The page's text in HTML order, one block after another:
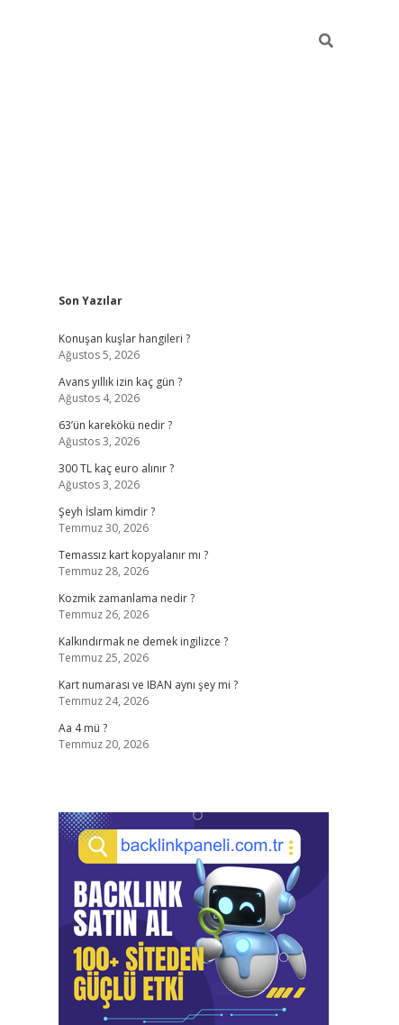
Sidebar
Son Yazılar
Konuşan kuşlar hangileri ?
Ağustos 5, 2026
Avans yıllık izin kaç gün ?
Ağustos 4, 2026
63’ün karekökü nedir ?
Ağustos 3, 2026
300 TL kaç euro alınır ?
Ağustos 3, 2026
Şeyh İslam kimdir ?
Temmuz 30, 2026
Temassız kart kopyalanır mı ?
Temmuz 28, 2026
Kozmik zamanlama nedir ?
Temmuz 26, 2026
Kalkındırmak ne demek ingilizce ?
Temmuz 25, 2026
Kart numarası ve IBAN aynı şey mi ?
Temmuz 24, 2026
Aa 4 mü ?
Temmuz 20, 2026